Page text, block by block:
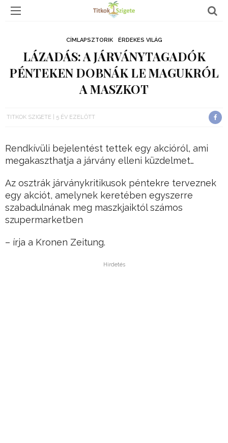
CÍMLAPSZTORIK ÉRDEKES VILÁG
LÁZADÁS: A JÁRVÁNYTAGADÓK
PÉNTEKEN DOBNÁK LE MAGUKRÓL
A MASZKOT
TITKOK SZIGETE 5 ÉV EZELŐTT
Rendkívüli bejelentést tettek egy akcióról, ami
megakaszthatja a járvány elleni küzdelmet…
Az osztrák járványkritikusok péntekre terveznek
egy akciót, amelynek keretében egyszerre
szabadulnának meg maszkjaiktól számos
szupermarketben
– írja a Kronen Zeitung.
Hirdetés